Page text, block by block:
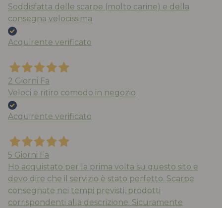
Soddisfatta delle scarpe (molto carine) e della
consegna velocissima
Acquirente verificato
2 Giorni Fa
Veloci e ritiro comodo in negozio
Acquirente verificato
5 Giorni Fa
Ho acquistato per la prima volta su questo sito e
devo dire che il servizio è stato perfetto. Scarpe
consegnate nei tempi previsti, prodotti
corrispondenti alla descrizione. Sicuramente